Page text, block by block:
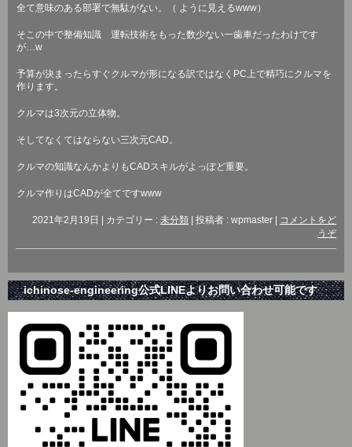
全て意味のある部署で無駄がない。（ ように見えるwww）
そこの中で整備知識 運転技術をもった数少ない一歯車だったわけです
が…w
予算が決まったらすぐクルマが形になる訳ではなく PC上で精巧にクルマを
作ります。
クルマは3次元の立体物。
そしてなくてはならない三次元CAD。
クルマの知識なんかよりもCADスキルがよっぽど重要。
クルマ作りはCADが全てですwww
2021年2月19日 カテゴリー : 未分類 投稿者 : wpmaster
コメントをど
うぞ
ichinose-engineering公式LINEよりお問い合わせ可能です